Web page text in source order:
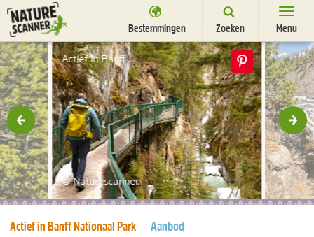
Ga
naar
content
Bestemmingen Zoeken Menu
Bestemmingen
Overnachten
Activiteiten
Natuurparken
Dieren
Nieuwsbrief Uitgelicht
Actief in Banff
© Naturescanner
Huidige pagina
Actief in Banff Nationaal Park Aanbod